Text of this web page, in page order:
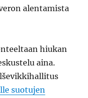
alentamista
hiukan
aina.
suotujen